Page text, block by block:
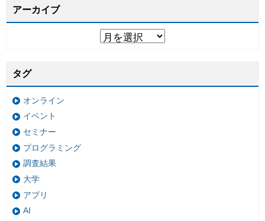
アーカイブ
タグ
オンライン
イベント
セミナー
プログラミング
調査結果
大学
アプリ
AI